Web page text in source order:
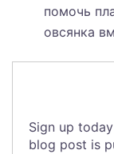
помочь
овсянка
Sign up
blog post is